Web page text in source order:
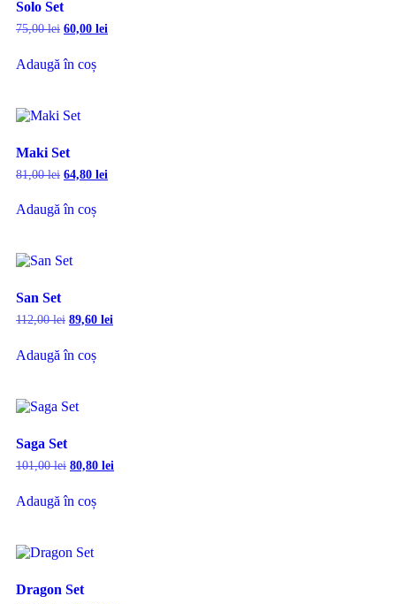
Solo Set
75,00lei 60,00 lei
Adaugă în coș
Maki Set
81,00lei 64,80 lei
Adaugă în coș
San Set
112,00lei 89,60 lei
Adaugă în coș
Saga Set
101,00lei 80,80 lei
Adaugă în coș
Dragon Set